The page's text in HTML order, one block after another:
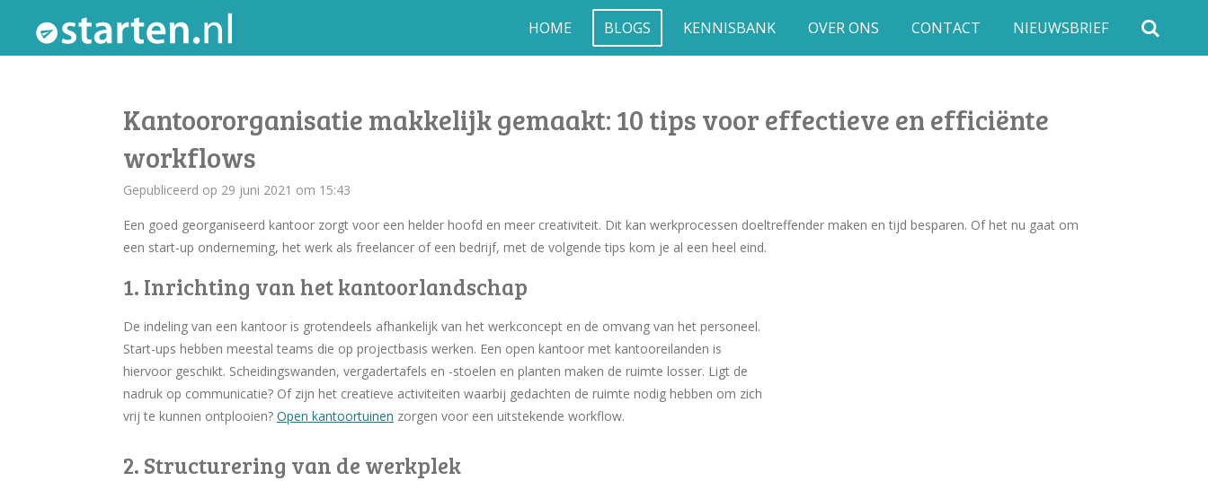
direct
HOME BLOGS KENNISBANK OVER ONS CONTACT NIEUWSBRIEF
Kantoororganisatie makkelijk gemaakt: 10 tips voor effectieve en efficiënte
workflows
Gepubliceerd op 29 juni 2021 om 15:43
Een goed georganiseerd kantoor zorgt voor een helder hoofd en meer creativiteit. Dit kan werkprocessen doeltreffender maken en tijd besparen. Of het nu gaat om
een start-up onderneming, het werk als freelancer of een bedrijf, met de volgende tips kom je al een heel eind.
1. Inrichting van het kantoorlandschap
De indeling van een kantoor is grotendeels afhankelijk van het werkconcept en de omvang van het personeel.
Start-ups hebben meestal teams die op projectbasis werken. Een open kantoor met kantooreilanden is
hiervoor geschikt. Scheidingswanden, vergadertafels en -stoelen en planten maken de ruimte losser. Ligt de
nadruk op communicatie? Of zijn het creatieve activiteiten waarbij gedachten de ruimte nodig hebben om zich
vrij te kunnen ontplooien? Open kantoortuinen zorgen voor een uitstekende workflow.
2. Structurering van de werkplek